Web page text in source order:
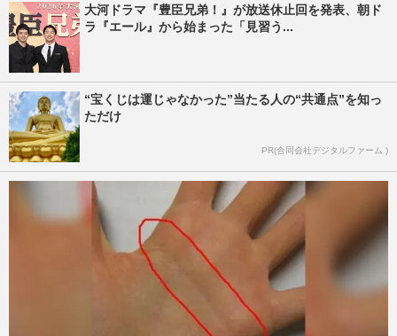
大河ドラマ『豊臣兄弟！』が放送休止回を発表、朝ド
ラ『エール』から始まった「見習う...
“宝くじは運じゃなかった”当たる人の“共通点”を知っ
ただけ
PR(合同会社デジタルファーム )